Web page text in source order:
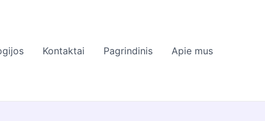
Kontaktai Pagrindinis Apie mus